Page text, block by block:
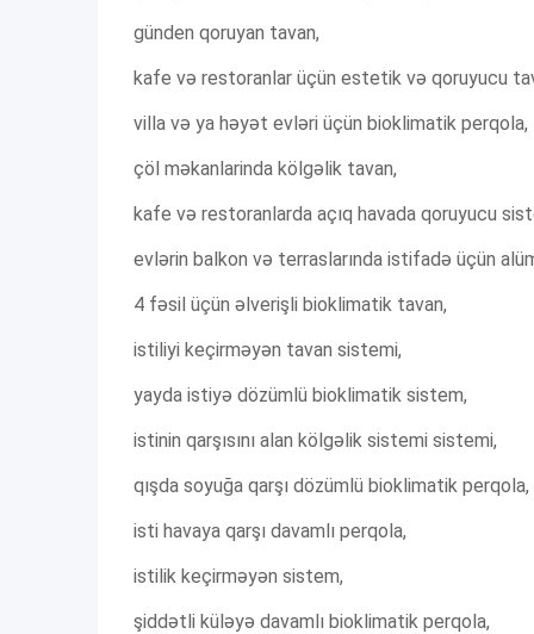
günden qoruyan tavan,
kafe və restoranlar üçün estetik və qoruyucu
villa və ya həyət evləri üçün bioklimatik perqola,
çöl məkanlarinda kölgəlik tavan,
kafe və restoranlarda açıq havada qoruyucu
evlərin balkon və terraslarında istifadə üçün
4 fəsil üçün əlverişli bioklimatik tavan,
istiliyi keçirməyən tavan sistemi,
yayda istiyə dözümlü bioklimatik sistem,
istinin qarşısını alan kölgəlik sistemi sistemi,
qışda soyuğa qarşı dözümlü bioklimatik perqola,
isti havaya qarşı davamlı perqola,
istilik keçirməyən sistem,
şiddətli küləyə davamlı bioklimatik perqola,